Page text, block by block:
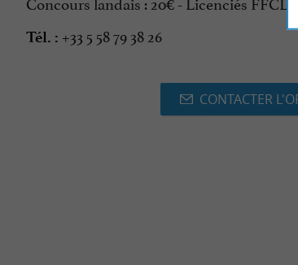
Tél. : +33 5 58 79 38 26
CONTACTER